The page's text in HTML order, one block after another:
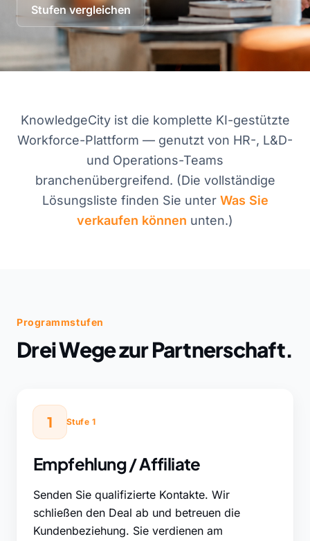
Stufen vergleichen
KnowledgeCity ist die komplette KI-gestützte
Workforce-Plattform — genutzt von HR-, L&D-
und Operations-Teams
branchenübergreifend. (Die vollständige
Lösungsliste finden Sie unter Was Sie
verkaufen können unten.)
Programmstufen
Drei Wege zur Partnerschaft.
1 Stufe 1
Empfehlung / Affiliate
Senden Sie qualifizierte Kontakte. Wir
schließen den Deal ab und betreuen die
Kundenbeziehung. Sie verdienen am